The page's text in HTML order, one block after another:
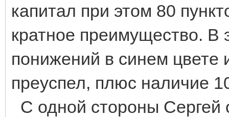
капитал при этом 80
кратное преимущество. В
понижений в синем цвете
преуспел, плюс наличие
С одной стороны